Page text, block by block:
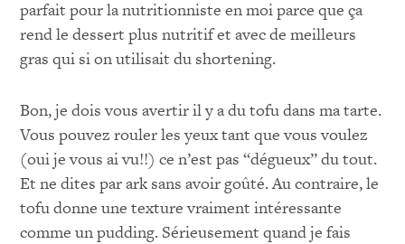
parfait pour la nutritionniste en moi parce que ça
rend le dessert plus nutritif et avec de meilleurs
gras qui si on utilisait du shortening.
Bon, je dois vous avertir il y a du tofu dans ma tarte.
Vous pouvez rouler les yeux tant que vous voulez
(oui je vous ai vu!!) ce n’est pas “dégueux” du tout.
Et ne dites par ark sans avoir goûté. Au contraire, le
tofu donne une texture vraiment intéressante
comme un pudding. Sérieusement quand je fais